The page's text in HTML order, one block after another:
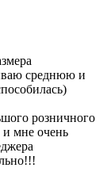
среднюю и
розничного
мне очень